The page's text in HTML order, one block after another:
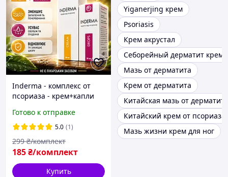
Inderma - комплекс от
псориаза - крем+капли
4074
Готово к отправке
5.0 (1)
185₴/комплект
299 ₴/комплект
Купить
Yiganerjing крем
Psoriasis
Крем акрустал
Себорейный дерматит крем
Мазь от дерматита
Крем от дерматита
Китайская мазь от дерматита
Китайский крем от псориаза
Мазь жизни крем для ног